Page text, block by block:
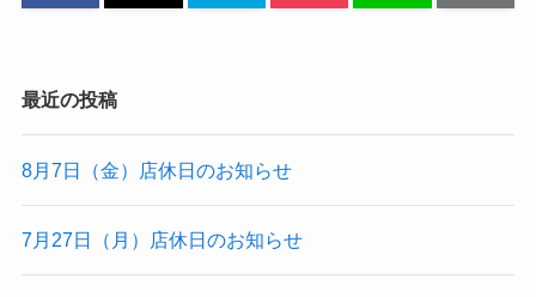
最近の投稿
8月7日（金）店休日のお知らせ
7月27日（月）店休日のお知らせ